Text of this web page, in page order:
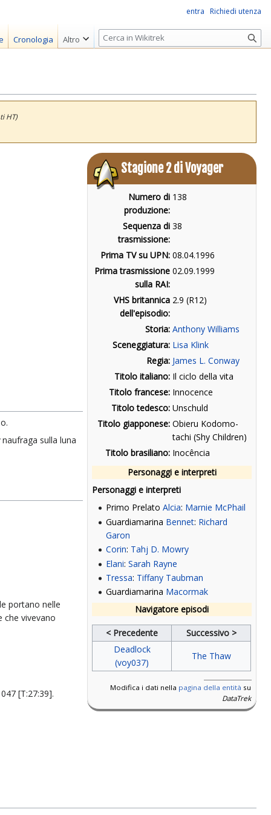
HT)
Stagione 2 di Voyager
Numero di
produzione:
138
Sequenza di
trasmissione:
38
Prima TV su UPN: 08.04.1996
Prima trasmissione
sulla RAI:
02.09.1999
VHS britannica
dell'episodio:
2.9 (R12)
Storia: Anthony Williams
Sceneggiatura: Lisa Klink
Regia: James L. Conway
Titolo italiano: Il ciclo della vita
Titolo francese: Innocence
Titolo tedesco: Unschuld
Titolo giapponese: Obieru Kodomo-
tachi (Shy Children)
Titolo brasiliano: Inocência
Personaggi e interpreti
Personaggi e interpreti
Primo Prelato Alcia: Marnie McPhail
Guardiamarina Bennet: Richard
Garon
Corin: Tahj D. Mowry
Elani: Sarah Rayne
Tressa: Tiffany Taubman
Guardiamarina Macormak
Navigatore episodi
< Precedente
Successivo >
Deadlock
(voy037)
The Thaw
Modifica i dati nella pagina della entità su
DataTrek
naufraga sulla luna
portano nelle
che vivevano
[T:27:39].
entra Richiedi utenza
Cronologia Altro
R
i
r